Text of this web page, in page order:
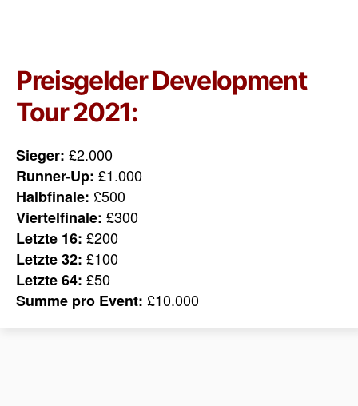
Preisgelder Development
Tour 2021:
Sieger: £2.000
Runner-Up: £1.000
Halbfinale: £500
Viertelfinale: £300
Letzte 16: £200
Letzte 32: £100
Letzte 64: £50
Summe pro Event: £10.000